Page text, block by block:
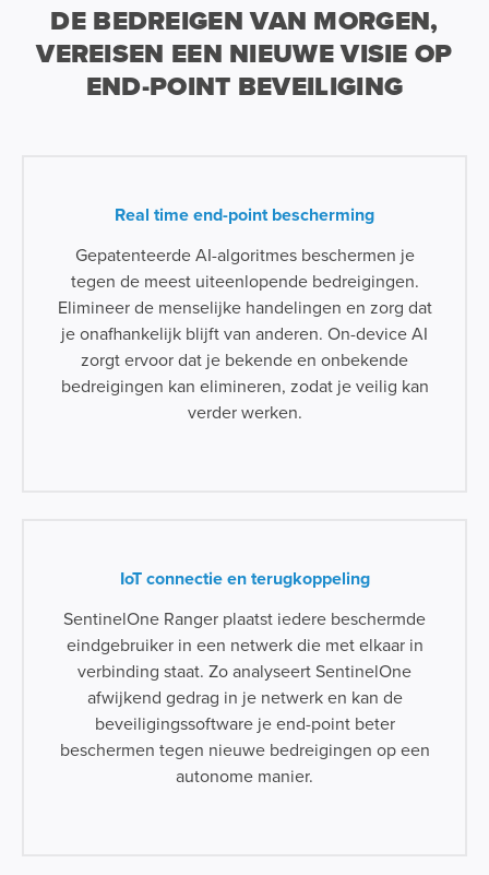
DE BEDREIGEN VAN MORGEN,
VEREISEN EEN NIEUWE VISIE OP
END-POINT BEVEILIGING
Real time end-point bescherming
Gepatenteerde AI-algoritmes beschermen je
tegen de meest uiteenlopende bedreigingen.
Elimineer de menselijke handelingen en zorg dat
je onafhankelijk blijft van anderen. On-device AI
zorgt ervoor dat je bekende en onbekende
bedreigingen kan elimineren, zodat je veilig kan
verder werken.
IoT connectie en terugkoppeling
SentinelOne Ranger plaatst iedere beschermde
eindgebruiker in een netwerk die met elkaar in
verbinding staat. Zo analyseert SentinelOne
afwijkend gedrag in je netwerk en kan de
beveiligingssoftware je end-point beter
beschermen tegen nieuwe bedreigingen op een
autonome manier.